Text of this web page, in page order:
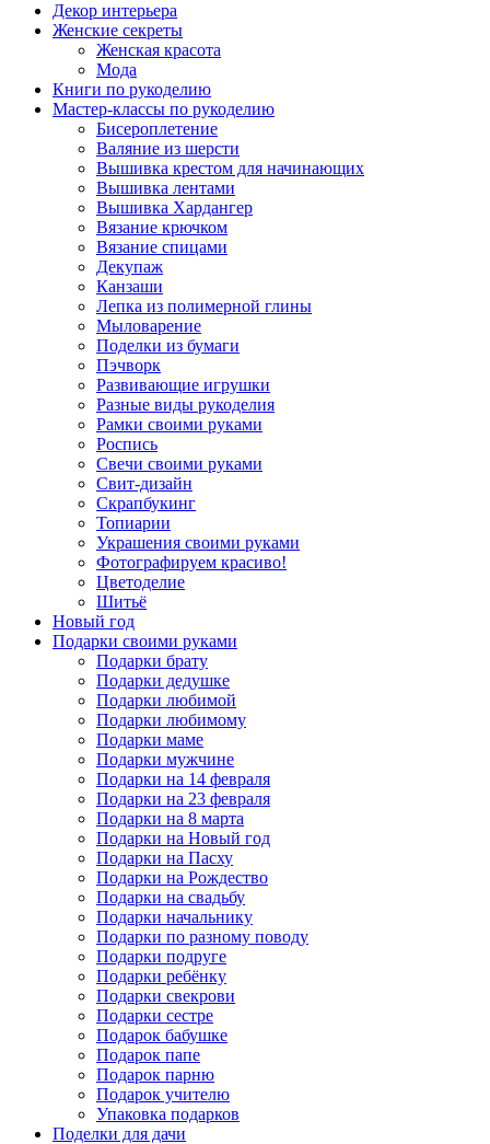
Декор интерьера
Женские секреты
Женская красота
Мода
Книги по рукоделию
Мастер-классы по рукоделию
Бисероплетение
Валяние из шерсти
Вышивка крестом для начинающих
Вышивка лентами
Вышивка Хардангер
Вязание крючком
Вязание спицами
Декупаж
Канзаши
Лепка из полимерной глины
Мыловарение
Поделки из бумаги
Пэчворк
Развивающие игрушки
Разные виды рукоделия
Рамки своими руками
Роспись
Свечи своими руками
Свит-дизайн
Скрапбукинг
Топиарии
Украшения своими руками
Фотографируем красиво!
Цветоделие
Шитьё
Новый год
Подарки своими руками
Подарки брату
Подарки дедушке
Подарки любимой
Подарки любимому
Подарки маме
Подарки мужчине
Подарки на 14 февраля
Подарки на 23 февраля
Подарки на 8 марта
Подарки на Новый год
Подарки на Пасху
Подарки на Рождество
Подарки на свадьбу
Подарки начальнику
Подарки по разному поводу
Подарки подруге
Подарки ребёнку
Подарки свекрови
Подарки сестре
Подарок бабушке
Подарок папе
Подарок парню
Подарок учителю
Упаковка подарков
Поделки для дачи